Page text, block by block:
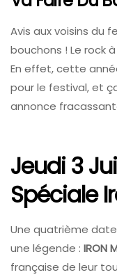
Avis aux voisins du
bouchons ! Le rock
En effet, cette
pour le festival, et
annonce
Jeudi 3
Spéciale
Une quatrième
une légende : IRON
française de leur